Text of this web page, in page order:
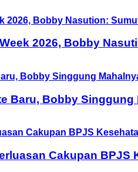
2026, Bobby
Baru, Bobby
Cakupan BPJS